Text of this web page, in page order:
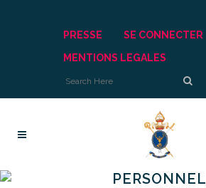
PRESSE
SE CONNECTER
MENTIONS LEGALES
PERSONNEL